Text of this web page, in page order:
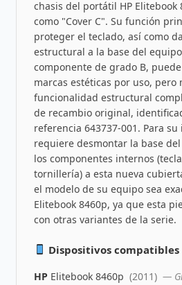
chasis del portátil HP Elitebook
como "Cover C". Su función
proteger el teclado, así como
estructural a la base del
componente de grado B,
marcas estéticas por uso, pero
funcionalidad estructural
de recambio original,
referencia 643737-001. Para
requiere desmontar la base
los componentes internos
tornillería) a esta nueva
el modelo de su equipo sea
Elitebook 8460p, ya que esta
con otras variantes de la serie.
Dispositivos compatibles
HP Elitebook 8460p (2011) —